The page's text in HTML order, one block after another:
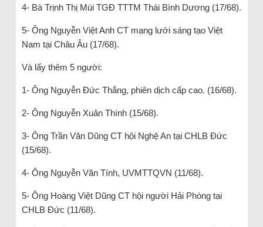
4- Bà Trịnh Thị Mùi TGĐ TTTM Thái Bình Dương (17/68).
5- Ông Nguyễn Việt Anh CT mạng lưới sáng tạo Việt
Nam tại Châu Âu (17/68).
Và lấy thêm 5 người:
1- Ông Nguyễn Đức Thắng, phiên dịch cấp cao. (16/68).
2- Ông Nguyễn Xuân Thính (15/68).
3- Ông Trần Văn Dũng CT hội Nghệ An tại CHLB Đức
(15/68).
4- Ông Nguyễn Văn Tính, UVMTTQVN (11/68).
5- Ông Hoàng Việt Dũng CT hội người Hải Phòng tại
CHLB Đức (11/68).